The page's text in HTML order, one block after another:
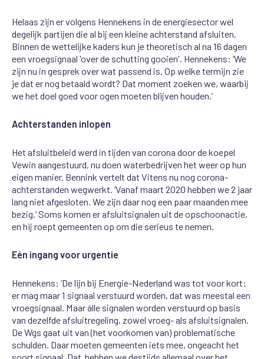
Helaas zijn er volgens Hennekens in de energiesector wel
degelijk partijen die al bij een kleine achterstand afsluiten.
Binnen de wettelijke kaders kun je theoretisch al na 16 dagen
een vroegsignaal 'over de schutting gooien'. Hennekens: ‘We
zijn nu in gesprek over wat passend is. Op welke termijn zie
je dat ernog betaald wordt? Dat moment zoeken we, waarbij
wehet doel goed voorogen moeten blijven houden.’
Achterstanden inlopen
Het afsluitbeleid werd in tijden van corona door de koepel
Vewin aangestuurd, nu doen waterbedrijven het weer op hun
eigen manier. Bennink vertelt dat Vitens nu nog corona-
achterstanden wegwerkt. ‘Vanaf maart 2020 hebben we 2 jaar
lang niet afgesloten. We zijn daar nog een paar maanden mee
bezig.’ Soms komen er afsluitsignalen uit de opschoonactie,
en hij roept gemeenten op om die serieus tenemen.
Eén ingang voor urgentie
Hennekens: ‘De lijn bij Energie-Nederland was tot voor kort:
er mag maar 1 signaal verstuurd worden, dat was meestal een
vroegsignaal. Maarálle signalen worden verstuurd op basis
van dezelfde afsluitregeling, zowel vroeg-als afsluitsignalen.
DeWgs gaat uit van(het voorkomen van) problematische
schulden. Daar moeten gemeenten iets mee, ongeacht het